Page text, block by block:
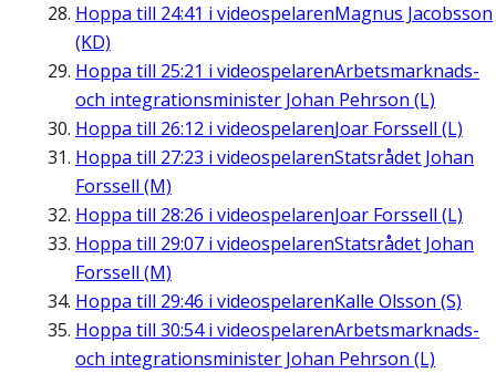
Hoppa till 24:41 i videospelarenMagnus Jacobsson
(KD)
Hoppa till 25:21 i videospelarenArbetsmarknads-
och integrationsminister Johan Pehrson (L)
Hoppa till 26:12 i videospelarenJoar Forssell (L)
Hoppa till 27:23 i videospelarenStatsrådet Johan
Forssell (M)
Hoppa till 28:26 i videospelarenJoar Forssell (L)
Hoppa till 29:07 i videospelarenStatsrådet Johan
Forssell (M)
Hoppa till 29:46 i videospelarenKalle Olsson (S)
Hoppa till 30:54i videospelarenArbetsmarknads-
och integrationsminister Johan Pehrson (L)